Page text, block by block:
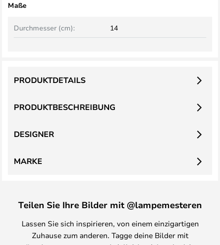
Maße
Durchmesser (cm): 14
PRODUKTBESCHREIBUNG
PRODUKTDETAILS
DESIGNER
MARKE
Teilen Sie Ihre Bilder mit @lampemesteren
Lassen Sie sich inspirieren, von einem einzigartigen
Zuhause zum anderen. Tagge deine Bilder mit